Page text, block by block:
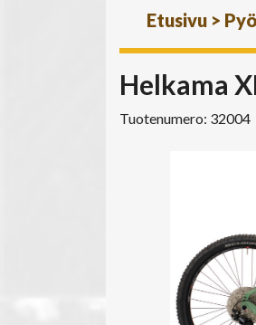
Etusivu >
Helkama
Tuotenumero: 32004